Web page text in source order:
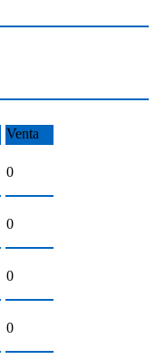
Venta
0
0
0
0